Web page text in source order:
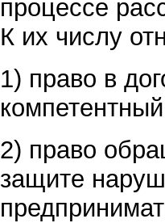
процессе
К их числу
1) право в
2) право
защите